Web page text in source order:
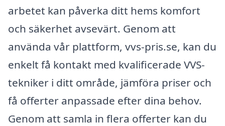
arbetet kan påverka ditt hems komfort
och säkerhet avsevärt. Genom att
använda vår plattform, vvs-pris.se, kan du
enkelt få kontakt med kvalificerade VVS-
tekniker i ditt område, jämföra priser och
få offerter anpassade efter dina behov.
Genom att samla in flera offerter kan du